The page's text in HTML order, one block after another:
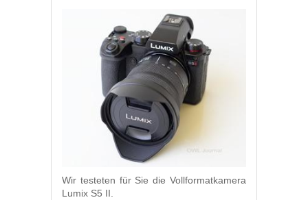
Wir testeten für Sie die Vollformatkamera
Lumix S5 II.